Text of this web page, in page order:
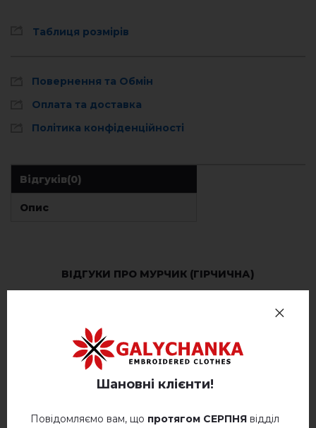
Таблиця розмірів
Повернення та Обмін
Оплата та доставка
Політика конфіденційності
Відгуків(0)
Опис
ВІДГУКИ ПРО МУРЧИК (ГІРЧИЧНА)
додайте свій відгук про Мурчик (гірчична)
Шановні клієнти!
Повідомляємо вам, що протягом СЕРПНЯвідділ